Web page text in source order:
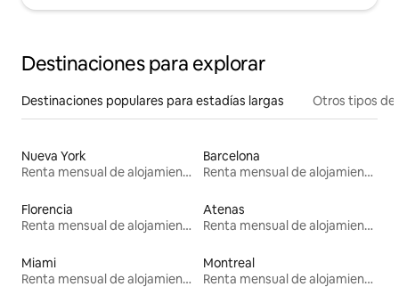
Destinaciones para explorar
Destinaciones populares para estadías largas Otros tipos de
Nueva York
Renta mensual de alojamientos
Barcelona
Renta mensual de alojamientos
Florencia
Renta mensual de alojamientos
Atenas
Renta mensual de alojamientos
Miami
Renta mensual de alojamientos
Montreal
Renta mensual de alojamientos